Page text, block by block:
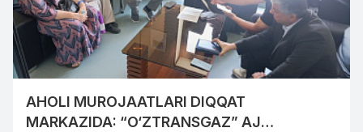
AHOLI MUROJAATLARI DIQQAT
MARKAZIDA: “O‘ZTRANSGAZ” AJ